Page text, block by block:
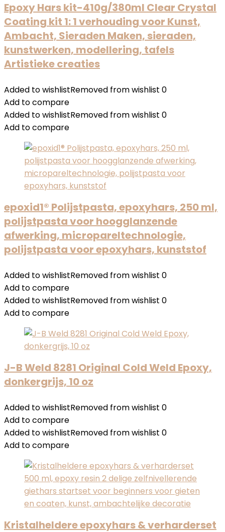
Epoxy Hars kit-410g/380ml Clear Crystal
Coating kit 1: 1 verhouding voor Kunst,
Ambacht, Sieraden Maken, sieraden,
kunstwerken, modellering, tafels
Artistieke creaties
Added to wishlistRemoved from wishlist 0
Add to compare
Added to wishlistRemoved from wishlist 0
Add to compare
epoxid1® Polijstpasta, epoxyhars, 250 ml,
polijstpasta voor hoogglanzende
afwerking, micropareltechnologie,
polijstpasta voor epoxyhars, kunststof
Added to wishlistRemoved from wishlist 0
Add to compare
Added to wishlistRemoved from wishlist 0
Add to compare
J-B Weld 8281 Original Cold Weld Epoxy,
donkergrijs, 10 oz
Added to wishlistRemoved from wishlist 0
Add to compare
Added to wishlistRemoved from wishlist 0
Add to compare
Kristalheldere epoxyhars & verharderset